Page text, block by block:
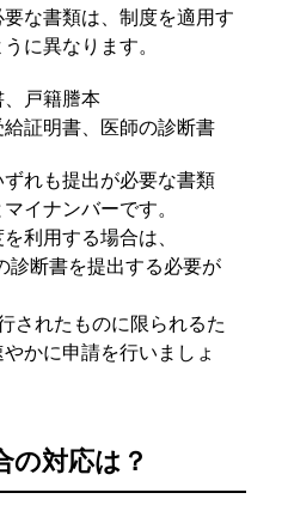
な書類は、制度を適用す
に異なります。
戸籍謄本
証明書、医師の診断書
れも提出が必要な書類
イナンバーです。
利用する場合は、
診断書を提出する必要が
されたものに限られるた
かに申請を行いましょ
の対応は？